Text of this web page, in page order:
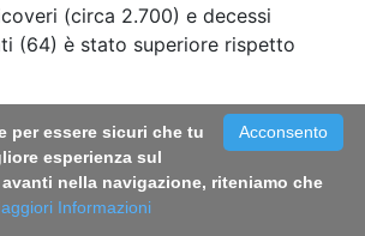
(circa 2.700) e decessi
(64) è stato superiore rispetto
sessualmente trasmesse, online
per conoscerle e
Web
Acconsento
per essere sicuri che tu
esperienza sul
nella navigazione, riteniamo che
Informazioni